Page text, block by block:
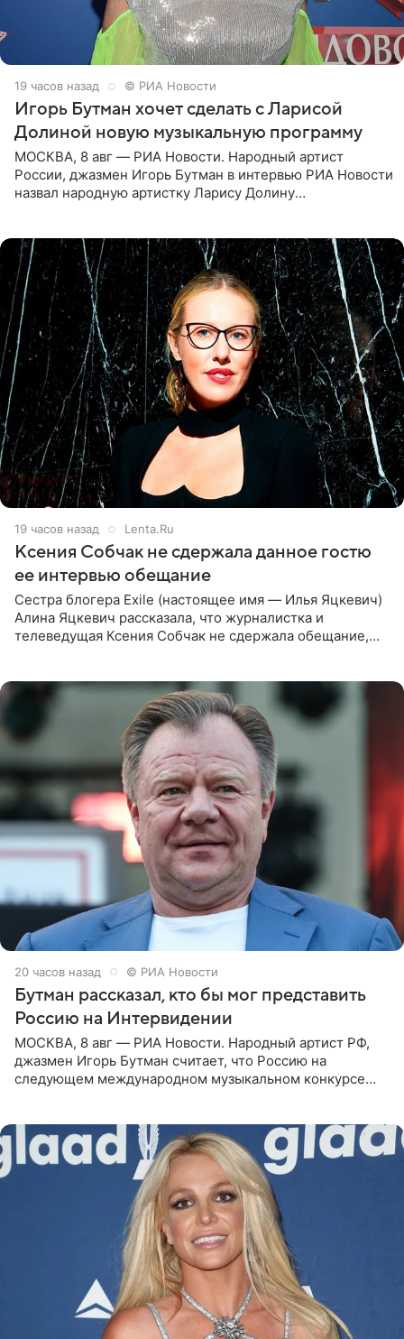
19 часов назад © РИА Новости
Игорь Бутман хочет сделать с Ларисой
Долиной новую музыкальную программу
МОСКВА, 8 авг — РИА Новости. Народный артист
России, джазмен Игорь Бутман в интервью РИА Новости
назвал народную артистку Ларису Долину
19 часов назад Lenta.Ru
Ксения Собчак не сдержала данное гостю
ее интервью обещание
Сестра блогера Exile (настоящее имя — Илья Яцкевич)
Алина Яцкевич рассказала, что журналистка и
телеведущая Ксения Собчак не сдержала обещание,
20 часов назад © РИА Новости
Бутман рассказал, кто бы мог представить
Россию на Интервидении
МОСКВА, 8 авг — РИА Новости. Народный артист РФ,
джазмен Игорь Бутман считает, что Россию на
следующем международном музыкальном конкурсе